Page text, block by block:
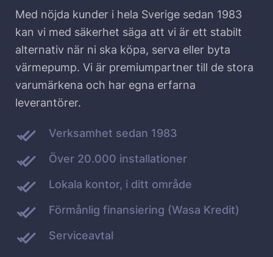
Med nöjda kunder i hela Sverige sedan 1983
kan vi med säkerhet säga att vi är ett stabilt
alternativ när ni ska köpa, serva eller byta
värmepump. Vi är premiumpartner till de stora
varumärkena och har egna erfarna
leverantörer.
Verksamhet sedan 1983
Över 20.000 installationer
Lokala kontor, i ditt område
Förmånlig finansiering (Wasa Kredit)
Serviceavtal